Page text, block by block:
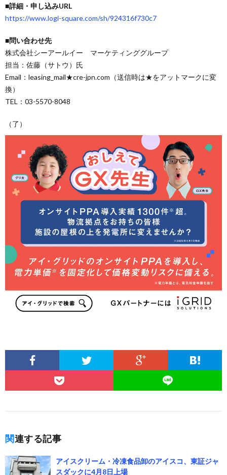
■詳細・申し込みURL
https://www.logi-square.com/sh/924316f730c7
■問い合わせ先
株式会社シーアールイー マーケティンググループ
担当：佐藤（サトウ）氏
Email：leasing_mail★cre-jpn.com（送信時は★をアットマークに変
換）
TEL：03-5570-8048
（了）
関連する記事
アイスクリーム・冷凍食品卸のアイスコ、東証ジャ
スダックに4月8日上場